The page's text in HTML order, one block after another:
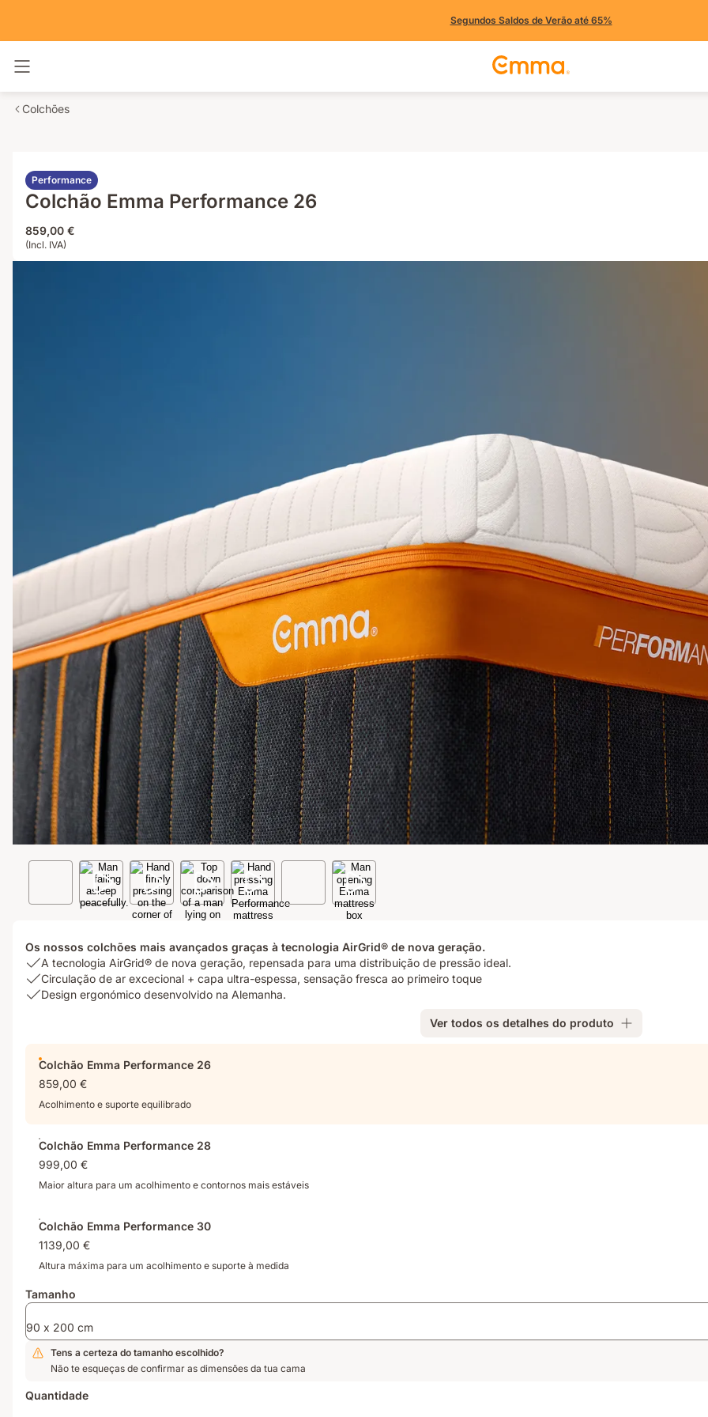
Segundos Saldos de Verão até 65%
Colchões
Performance
Colchão Emma Performance 26
859,00 €
(Incl. IVA)
Os nossos colchões mais avançados graças à tecnologia AirGrid® de nova geração.
USP
1:
A
nova
geração,
repensada
para
distribuição
pressão
ideal.
A tecnologia AirGrid® de nova geração, repensada para uma distribuição de pressão ideal.
USP
2:
excecional
capa
ultra-
sensação
fresca
primeiro
Circulação de ar excecional + capa ultra-espessa, sensação fresca ao primeiro toque
USP
desenvolvido
Alemanha.
Design ergonómico desenvolvido na Alemanha.
Ver todos os detalhes do produto
Colchão Emma Performance 26
859,00 €
Acolhimento e suporte equilibrado
Colchão Emma Performance 28
999,00 €
Maior altura para um acolhimento e contornos mais estáveis
Colchão Emma Performance 30
1139,00 €
Altura máxima para um acolhimento e suporte à medida
Tamanho
90 x 200 cm
Tens a certeza do tamanho escolhido?
Não te esqueças de confirmar as dimensões da tua cama
Quantidade